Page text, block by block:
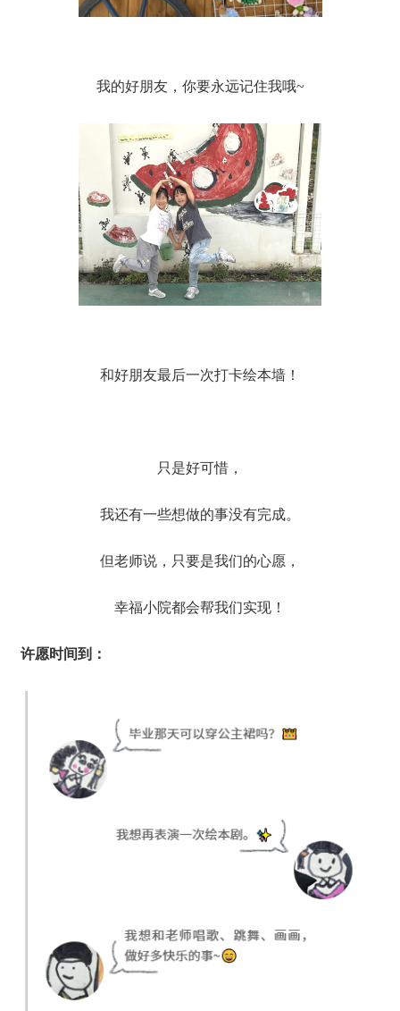
我的好朋友，你要永远记住我哦~
和好朋友最后一次打卡绘本墙！
只是好可惜，
我还有一些想做的事没有完成。
但老师说，只要是我们的心愿，
幸福小院都会帮我们实现！
许愿时间到：